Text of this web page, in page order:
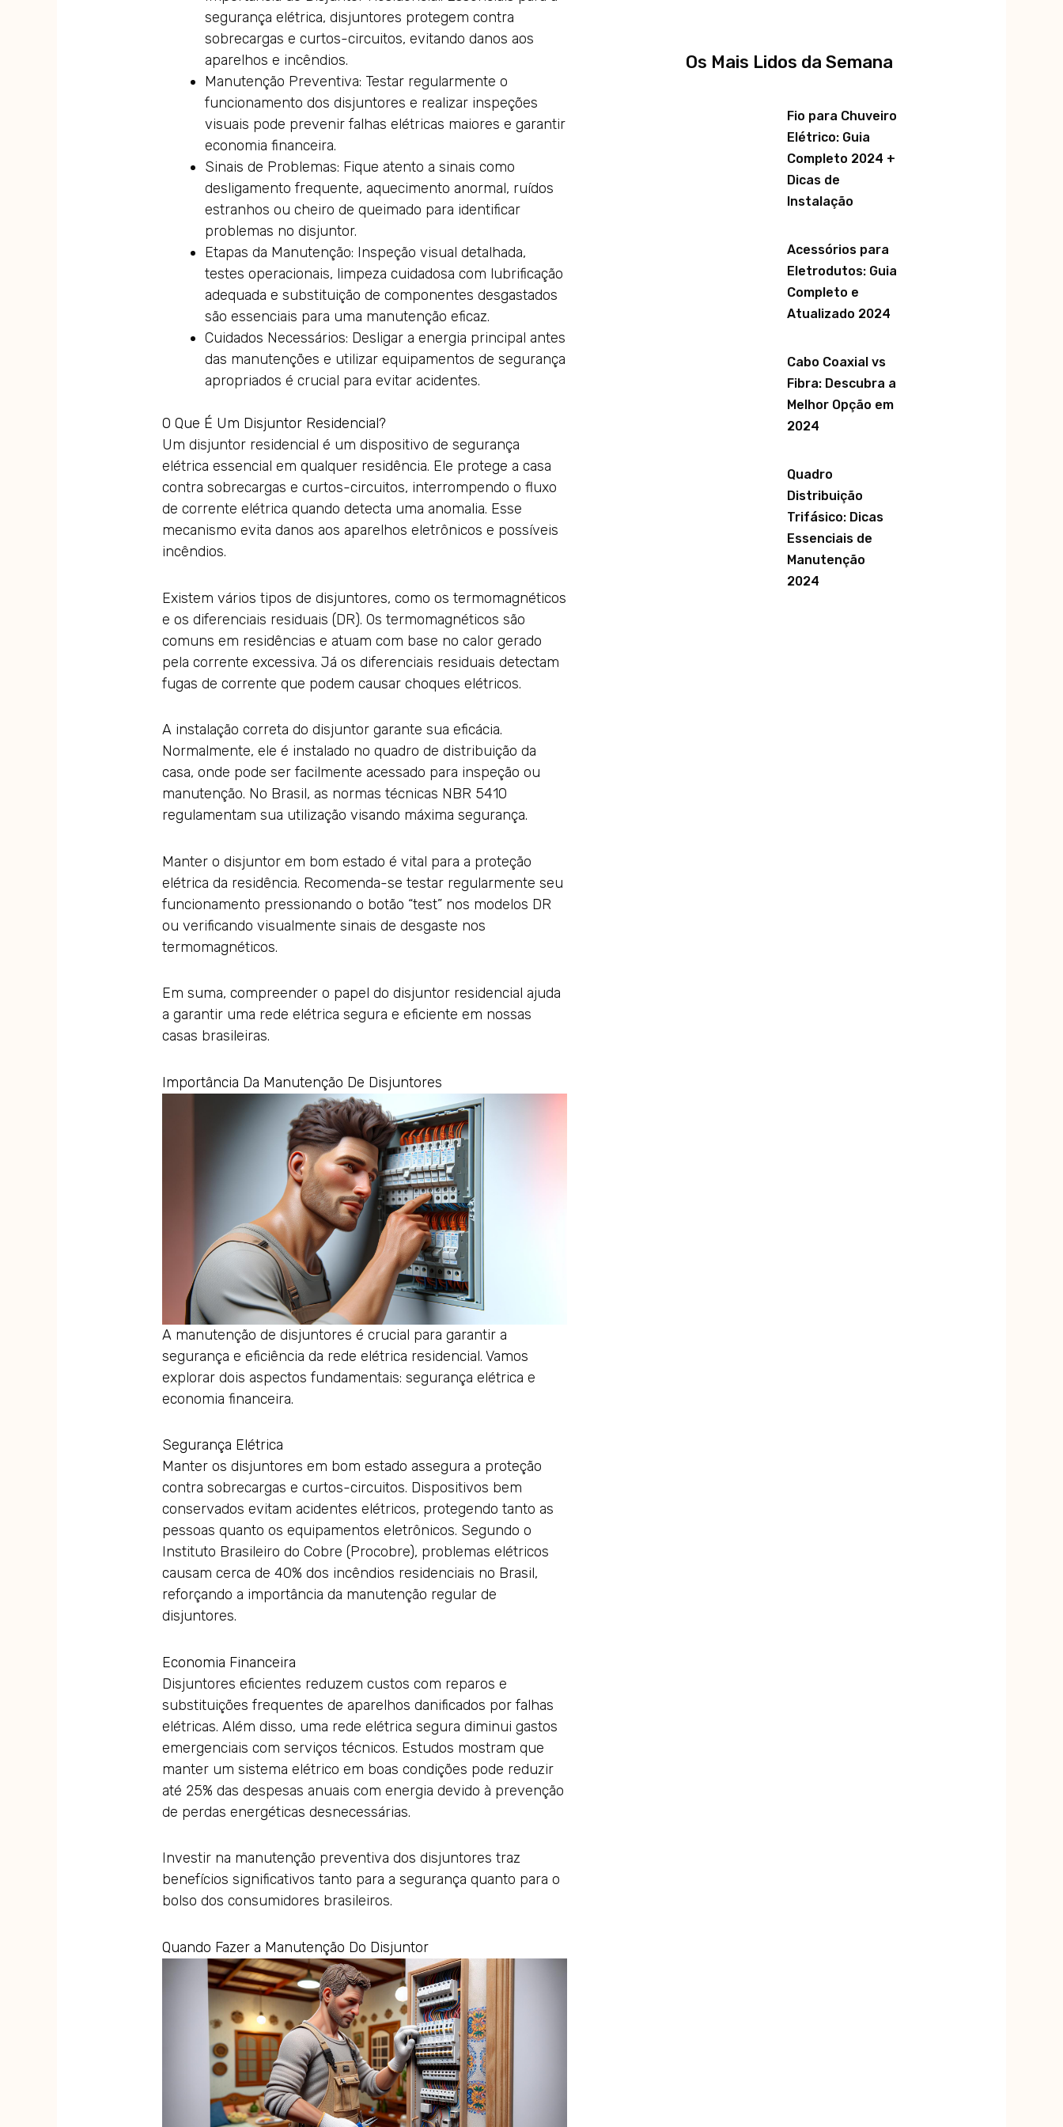
segurança elétrica, disjuntores protegem contra
sobrecargas e curtos-circuitos, evitando danos aos
aparelhos e incêndios.
Manutenção Preventiva: Testar regularmente o
funcionamento dos disjuntores e realizar inspeções
visuais pode prevenir falhas elétricas maiores e garantir
economia financeira.
Sinais de Problemas: Fique atento a sinais como
desligamento frequente, aquecimento anormal, ruídos
estranhos ou cheiro de queimado para identificar
problemas no disjuntor.
Etapas da Manutenção: Inspeção visual detalhada,
testes operacionais, limpeza cuidadosa com lubrificação
adequada e substituição de componentes desgastados
são essenciais para uma manutenção eficaz.
Cuidados Necessários: Desligar a energia principal antes
das manutenções e utilizar equipamentos de segurança
apropriados é crucial para evitar acidentes.
O Que É Um Disjuntor Residencial?
Um disjuntor residencial é um dispositivo de segurança
elétrica essencial em qualquer residência. Ele protege a casa
contra sobrecargas e curtos-circuitos, interrompendo o fluxo
de corrente elétrica quando detecta uma anomalia. Esse
mecanismo evita danos aos aparelhos eletrônicos e possíveis
incêndios.
Existem vários tipos de disjuntores, como os termomagnéticos
e os diferenciais residuais (DR). Os termomagnéticos são
comuns em residências e atuam com base no calor gerado
pela corrente excessiva. Já os diferenciais residuais detectam
fugas de corrente que podem causar choques elétricos.
A instalação correta do disjuntor garante sua eficácia.
Normalmente, ele é instalado no quadro de distribuição da
casa, onde pode ser facilmente acessado para inspeção ou
manutenção. No Brasil, as normas técnicas NBR 5410
regulamentam sua utilização visando máxima segurança.
Manter o disjuntor em bom estado é vital para a proteção
elétrica da residência. Recomenda-se testar regularmente seu
funcionamento pressionando o botão “test” nos modelos DR
ou verificando visualmente sinais de desgaste nos
termomagnéticos.
Em suma, compreender o papel do disjuntor residencial ajuda
a garantir uma rede elétrica segura e eficiente em nossas
casas brasileiras.
Importância Da Manutenção De Disjuntores
A manutenção de disjuntores é crucial para garantir a
segurança e eficiência da rede elétrica residencial. Vamos
explorar dois aspectos fundamentais: segurança elétrica e
economia financeira.
Segurança Elétrica
Manter os disjuntores em bom estado assegura a proteção
contra sobrecargas e curtos-circuitos. Dispositivos bem
conservados evitam acidentes elétricos, protegendo tanto as
pessoas quanto os equipamentos eletrônicos. Segundo o
Instituto Brasileiro do Cobre (Procobre), problemas elétricos
causam cerca de 40% dos incêndios residenciais no Brasil,
reforçando a importância da manutenção regular de
disjuntores.
Economia Financeira
Disjuntores eficientes reduzem custos com reparos e
substituições frequentes de aparelhos danificados por falhas
elétricas. Além disso, uma rede elétrica segura diminui gastos
emergenciais com serviços técnicos. Estudos mostram que
manter um sistema elétrico em boas condições pode reduzir
até 25% das despesas anuais com energia devido à prevenção
de perdas energéticas desnecessárias.
Investir na manutenção preventiva dos disjuntores traz
benefícios significativos tanto para a segurança quanto para o
bolso dos consumidores brasileiros.
Quando Fazer a Manutenção Do Disjuntor
Os Mais Lidos da Semana
Fio para Chuveiro
Elétrico: Guia
Completo 2024 +
Dicas de
Instalação
Acessórios para
Eletrodutos: Guia
Completo e
Atualizado 2024
Cabo Coaxial vs
Fibra: Descubra a
Melhor Opção em
2024
Quadro
Distribuição
Trifásico: Dicas
Essenciais de
Manutenção
2024